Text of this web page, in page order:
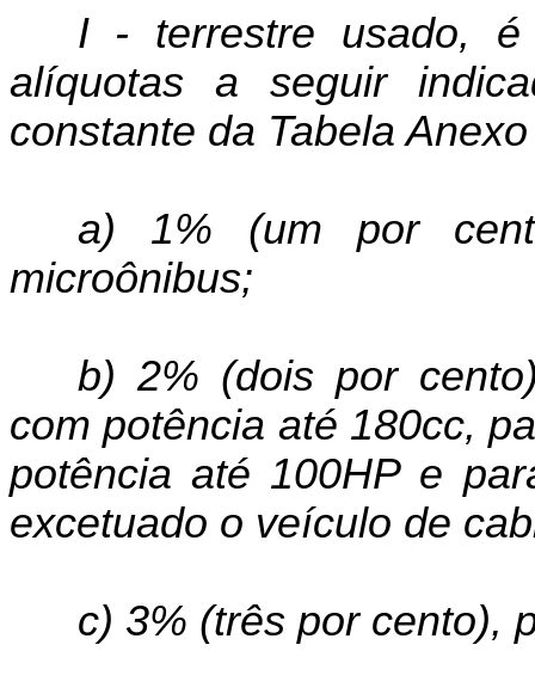
I - terrestre usado,
alíquotas a seguir
constante da Tabela
a) 1% (um por
microônibus;
b) 2% (dois por
com potência até 180cc,
potência até 100HP e
excetuado o veículo de
c) 3% (três por cento),